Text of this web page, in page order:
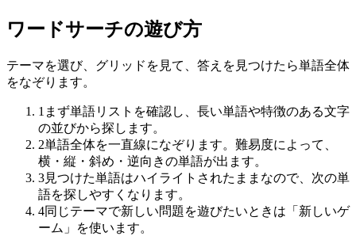
ワードサーチの遊び方
テーマを選び、グリッドを見て、答えを見つけたら単語全体
をなぞります。
1 まず単語リストを確認し、長い単語や特徴のある文字
の並びから探します。
2単語全体を一直線になぞります。難易度によって、
横・縦・斜め・逆向きの単語が出ます。
3見つけた単語はハイライトされたままなので、次の単
語を探しやすくなります。
4同じテーマで新しい問題を遊びたいときは「新しいゲ
ーム」を使います。